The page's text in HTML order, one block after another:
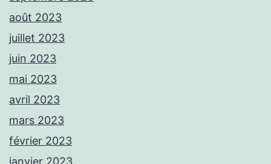
août 2023
juillet 2023
juin 2023
mai 2023
avril 2023
mars 2023
février 2023
janvier 2023